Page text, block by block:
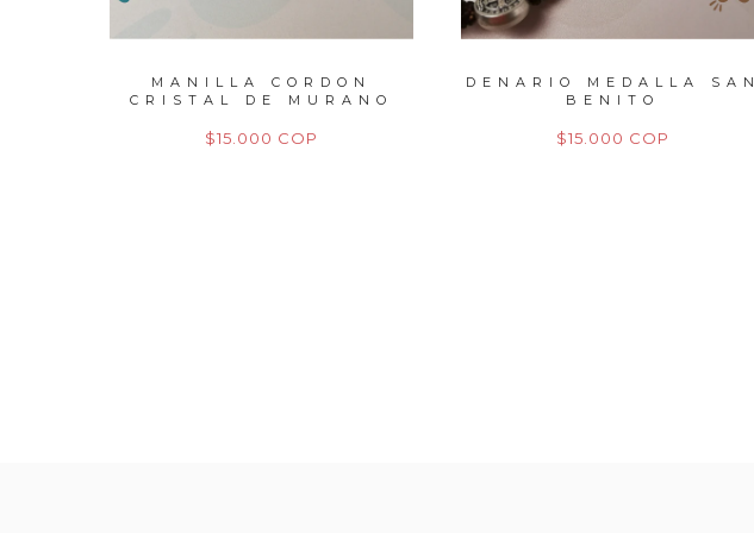
MANILLA CORDON
CRISTAL DE MURANO
$15.000 COP
DENARIO MEDALLA SAN
BENITO
$15.000 COP